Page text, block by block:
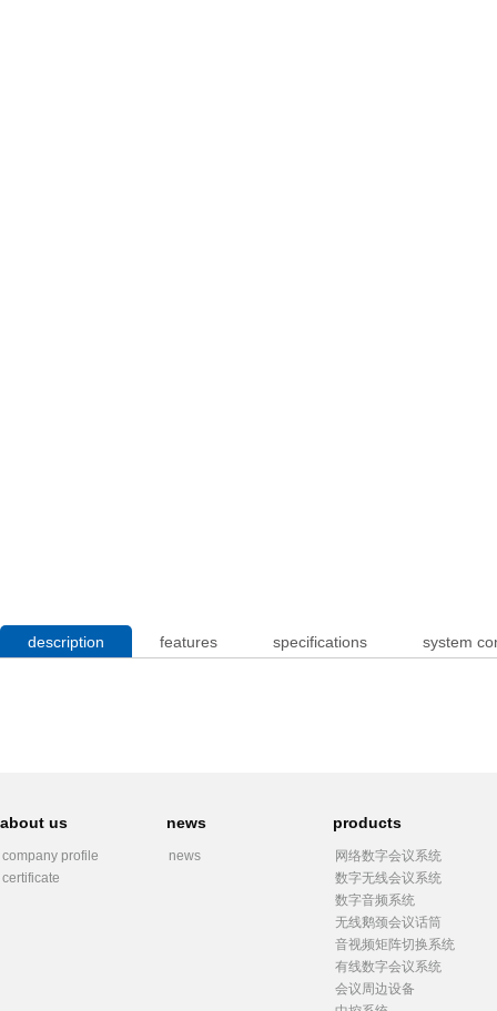
description features specifications system
about us
company profile
certificate
news
news
products
网络数字会议系统
数字无线会议系统
数字音频系统
无线鹅颈会议话筒
音视频矩阵切换系统
有线数字会议系统
会议周边设备